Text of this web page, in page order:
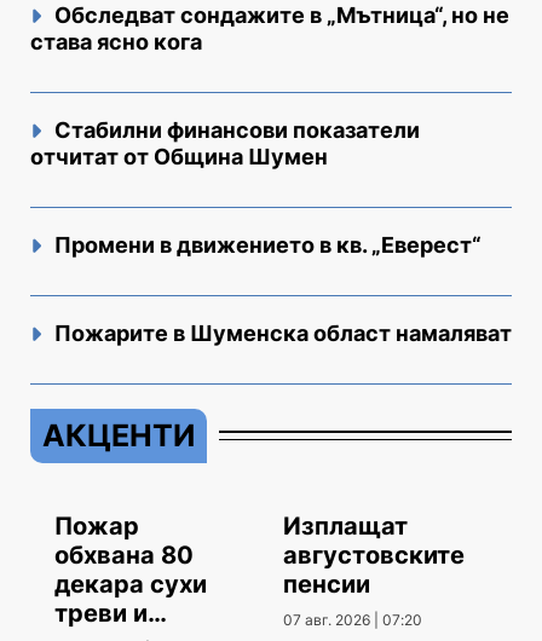
Обследват сондажите в „Мътница“, но не
става ясно кога
Стабилни финансови показатели
отчитат от Община Шумен
Промени в движението в кв. „Еверест“
Пожарите в Шуменска област намаляват
АКЦЕНТИ
Пожар
обхвана 80
декара сухи
треви и
Изплащат
августовските
пенсии
07 авг. 2026 | 07:20